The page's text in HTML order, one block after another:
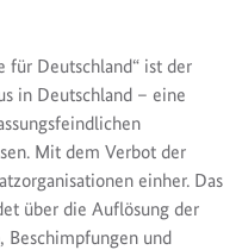
für Deutschland“ ist der
in Deutschland – eine
Mit dem Verbot der
einher. Das
über die Auflösung der
Beschimpfungen und